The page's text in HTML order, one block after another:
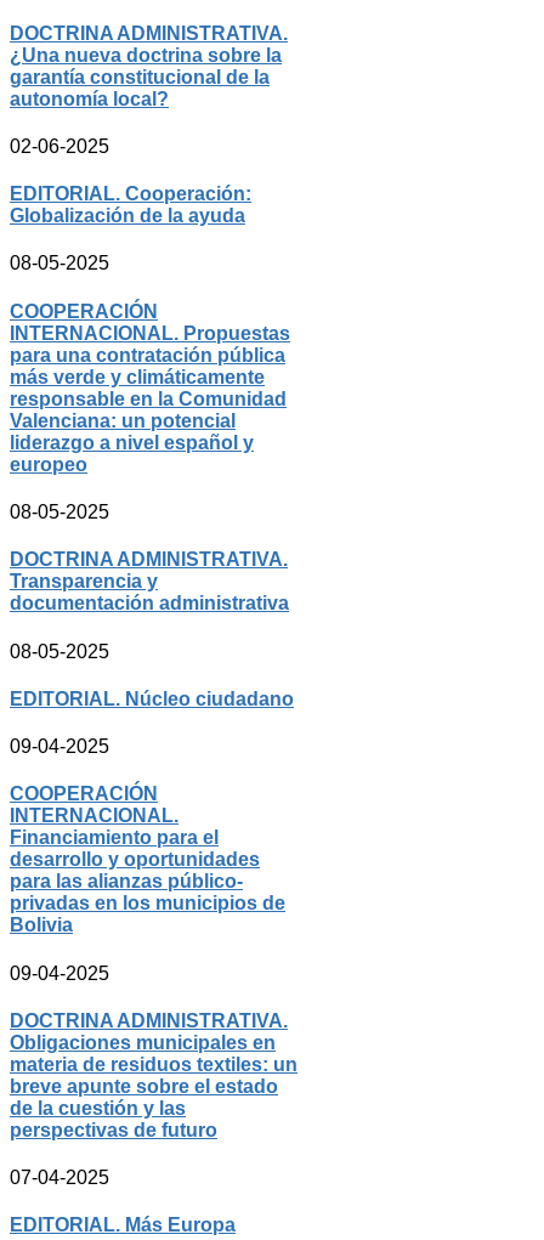
DOCTRINA ADMINISTRATIVA.
¿Una nueva doctrina sobre la
garantía constitucional de la
autonomía local?
02-06-2025
EDITORIAL. Cooperación:
Globalización de la ayuda
08-05-2025
COOPERACIÓN
INTERNACIONAL. Propuestas
para una contratación pública
más verde y climáticamente
responsable en la Comunidad
Valenciana: un potencial
liderazgo a nivel español y
europeo
08-05-2025
DOCTRINA ADMINISTRATIVA.
Transparencia y
documentación administrativa
08-05-2025
EDITORIAL. Núcleo ciudadano
09-04-2025
COOPERACIÓN
INTERNACIONAL.
Financiamiento para el
desarrollo y oportunidades
para las alianzas público-
privadas en los municipios de
Bolivia
09-04-2025
DOCTRINA ADMINISTRATIVA.
Obligaciones municipales en
materia de residuos textiles: un
breve apunte sobre el estado
de la cuestión y las
perspectivas de futuro
07-04-2025
EDITORIAL. Más Europa